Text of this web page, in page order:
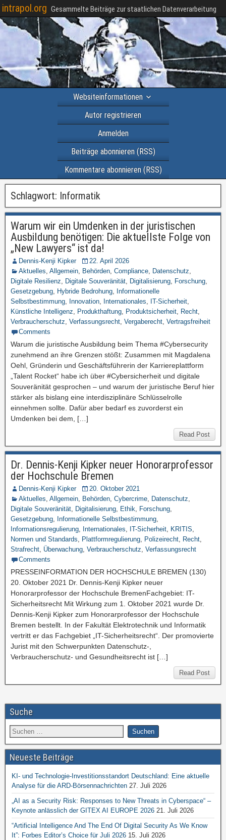
intrapol.org Gesammelte Beiträge zur staatlichen Datenverarbeitung
Websiteinformationen
Autor registrieren
Anmelden
Beiträge abonnieren (RSS)
Kommentare abonnieren (RSS)
Schlagwort: Informatik
Warum wir ein Umdenken in der juristischen
Ausbildung benötigen: Die aktuellste Folge von
„New Lawyers“ ist da!
Dennis-Kenji Kipker
22. April 2026
Aktuelles, Allgemein, Behörden, Compliance, Datenschutz,
Digitale Resilienz, Digitale Souveränität, Digitalisierung, Forschung,
Gesetzgebung, Hybride Bedrohung, Informationelle
Selbstbestimmung, Innovation, Internationales, IT-Sicherheit,
Künstliche Intelligenz, Produkthaftung, Produktsicherheit, Recht,
Verbraucherschutz, Verfassungsrecht, Vergaberecht, Vertragsfreiheit
Comments
Warum die juristische Ausbildung beim Thema #Cybersecurity
zunehmend an ihre Grenzen stößt: Zusammen mit Magdalena
Oehl, Gründerin und Geschäftsführerin der Karriereplattform
„Talent Rocket“ habe ich über #Cybersicherheit und digitale
Souveränität gesprochen – und warum der juristische Beruf hier
stärker als bislang eine interdisziplinäre Schlüsselrolle
einnehmen sollte. Dafür aber bedarf es zuvorderst ein
Umdenken bei dem, […]
Read Post
Dr. Dennis-Kenji Kipker neuer Honorarprofessor
der Hochschule Bremen
Dennis-Kenji Kipker
20. Oktober 2021
Aktuelles, Allgemein, Behörden, Cybercrime, Datenschutz,
Digitale Souveränität, Digitalisierung, Ethik, Forschung,
Gesetzgebung, Informationelle Selbstbestimmung,
Informationsregulierung, Internationales, IT-Sicherheit, KRITIS,
Normen und Standards, Plattformregulierung, Polizeirecht, Recht,
Strafrecht, Überwachung, Verbraucherschutz, Verfassungsrecht
Comments
PRESSEINFORMATION DER HOCHSCHULE BREMEN (130)
20. Oktober 2021 Dr. Dennis-Kenji Kipker neuer
Honorarprofessor der Hochschule BremenFachgebiet: IT-
Sicherheitsrecht Mit Wirkung zum 1. Oktober 2021 wurde Dr.
Dennis-Kenji Kipker zum Honorarprofessor der Hochschule
Bremen bestellt. In der Fakultät Elektrotechnik und Informatik
vertritt er das Fachgebiet „IT-Sicherheitsrecht“. Der promovierte
Jurist mit den Schwerpunkten Datenschutz-,
Verbraucherschutz- und Gesundheitsrecht ist […]
Read Post
Suche
Neueste Beiträge
KI- und Technologie-Investitionsstandort Deutschland: Eine aktuelle
Analyse für die ARD-Börsennachrichten 27. Juli 2026
„AI as a Security Risk: Responses to New Threats in Cyberspace“ –
Keynote anlässlich der GITEX AI EUROPE 2026 21. Juli 2026
“Artificial Intelligence And The End Of Digital Security As We Know
It”: Forbes Editor’s Choice für Juli 2026 15. Juli 2026